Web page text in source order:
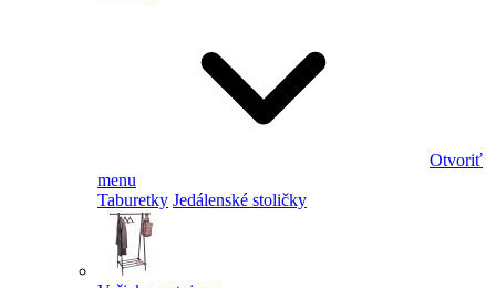
Otvoriť
menu
Taburetky Jedálenské stoličky